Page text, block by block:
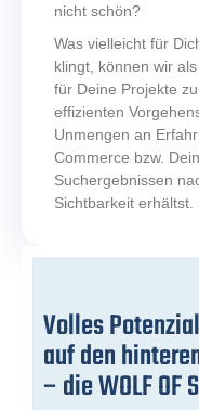
nicht schön?
Was vielleicht für
klingt, können wir
für Deine Projekte
effizienten
Unmengen an
Commerce bzw.
Suchergebnissen
Sichtbarkeit erhältst.
Volles
auf den
– die WOLF OF